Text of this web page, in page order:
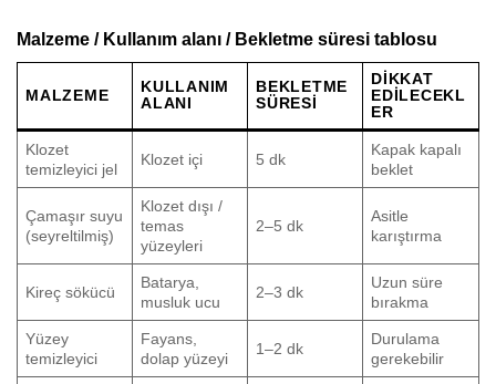
Malzeme / Kullanım alanı / Bekletme süresi tablosu
MALZEME
KULLANIM
ALANI
BEKLETME
SÜRESI
DIKKAT
EDILECEKL
ER
Klozet
temizleyici jel
Klozet içi 5 dk
Kapak kapalı
beklet
Çamaşır suyu
(seyreltilmiş)
Klozet dışı /
temas
yüzeyleri
2–5 dk
Asitle
karıştırma
Kireç sökücü
Batarya,
musluk ucu
2–3 dk
Uzun süre
bırakma
Yüzey
temizleyici
Fayans,
dolap yüzeyi
1–2 dk
Durulama
gerekebilir